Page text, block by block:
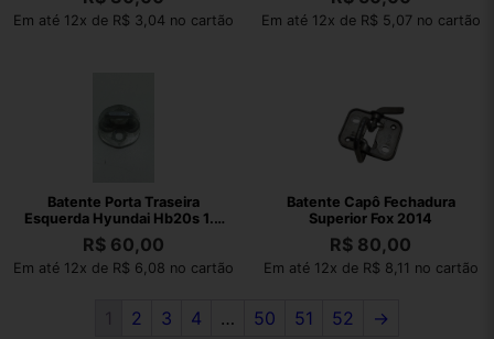
Em até 12x de R$ 3,04 no cartão Em até 12x de R$ 5,07 no cartão
Batente Porta Traseira
Esquerda Hyundai Hb20s 1.0
2022
R$ 60,00
Em até 12x de R$ 6,08 no cartão
Batente Capô Fechadura
Superior Fox 2014
R$ 80,00
Em até 12x de R$ 8,11 no cartão
1 2 3 4 … 50 51 52 →